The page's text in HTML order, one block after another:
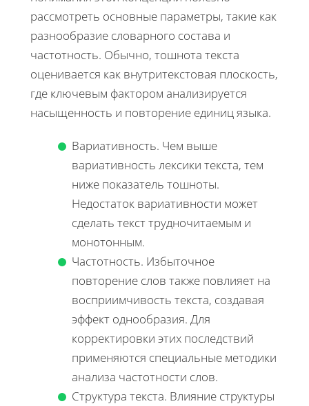
рассмотреть основные параметры, такие как
разнообразие словарного состава и
частотность. Обычно, тошнота текста
оценивается как внутритекстовая плоскость,
где ключевым фактором анализируется
насыщенность и повторение единиц языка.
Вариативность. Чем выше
вариативность лексики текста, тем
ниже показатель тошноты.
Недостаток вариативности может
сделать текст трудночитаемым и
монотонным.
Частотность. Избыточное
повторение слов также повлияет на
восприимчивость текста, создавая
эффект однообразия. Для
корректировки этих последствий
применяются специальные методики
анализа частотности слов.
Структура текста. Влияние структуры